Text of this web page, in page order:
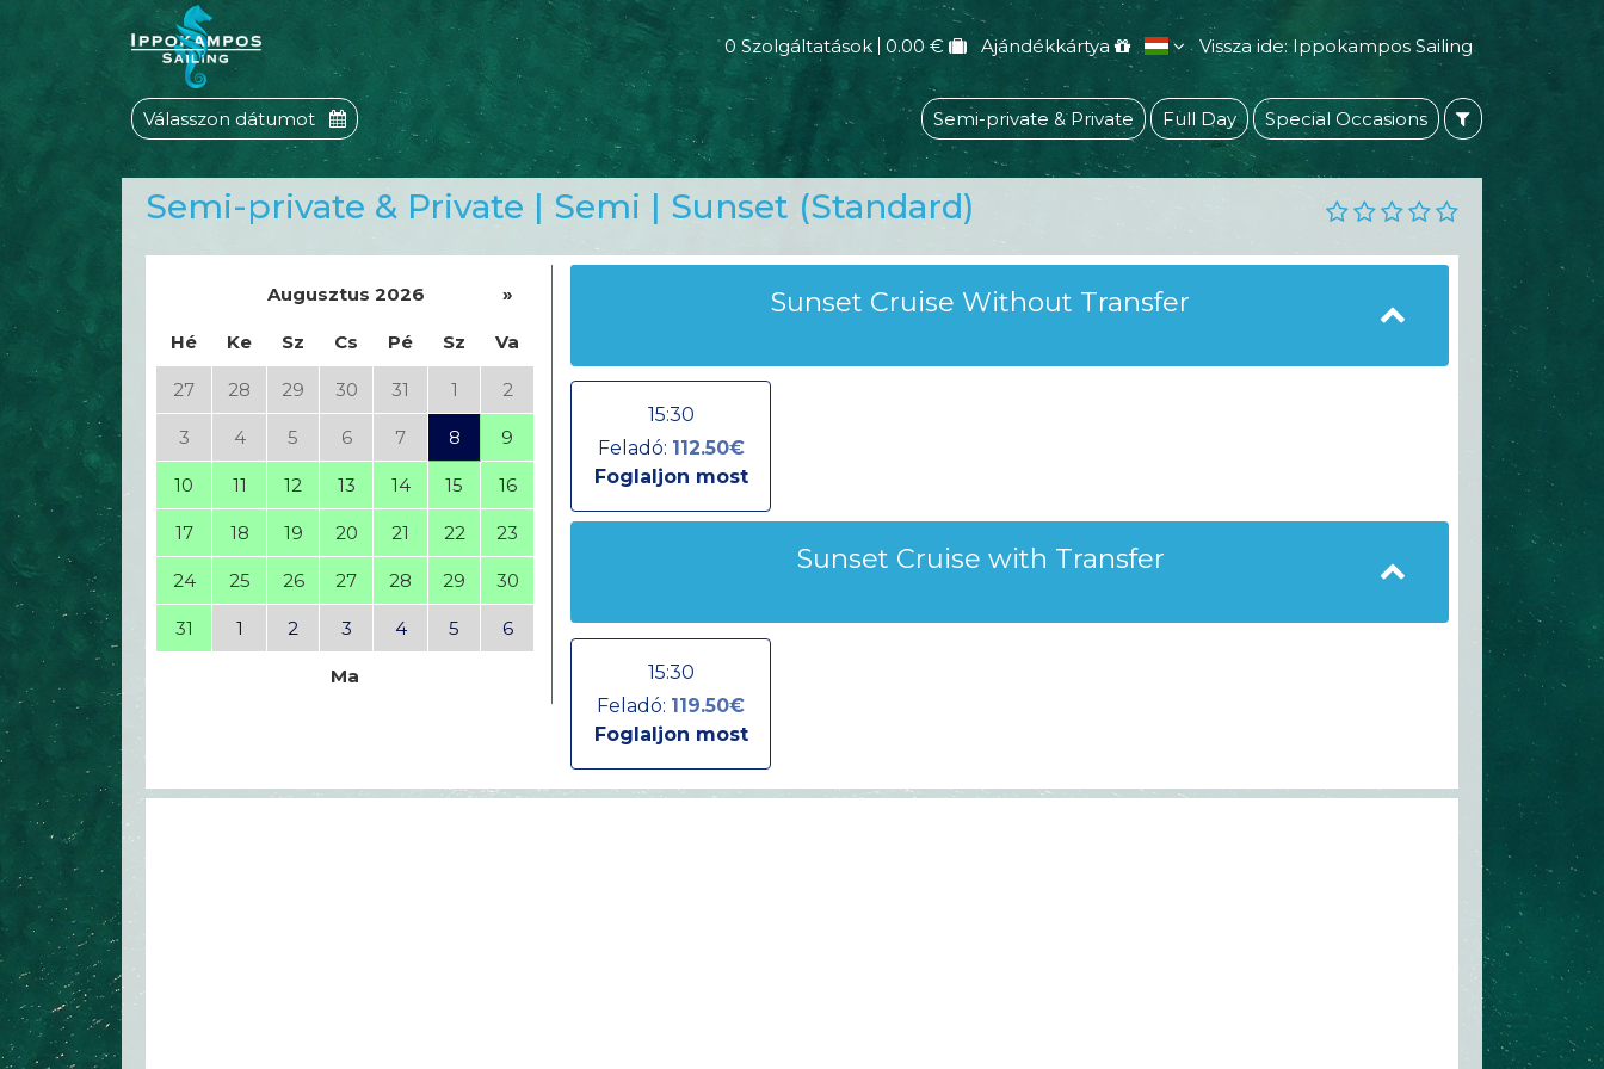
0 Szolgáltatások 0.00 € Ajándékkártya Vissza ide: Ippokampos Sailing
Válasszon dátumot Semi-private & Private Full Day Special Occasions
Semi-private & Private | Semi | Sunset (Standard)
Augusztus 2026 »
Hé Ke Sz Cs Pé Sz Va
27 28 29 30 31 1 2
3 4 5 6 7 8 9
10 11 12 13 14 15 16
17 18 19 20 21 22 23
24 25 26 27 28 29 30
31 1 2 3 4 5 6
Ma
Sunset Cruise Without Transfer
15:30
Feladó: 112.50€
Foglaljon most
Sunset Cruise with Transfer
15:30
Feladó: 119.50€
Foglaljon most